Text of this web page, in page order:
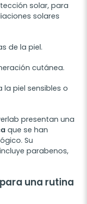
solar, para
solares
de la piel.
cutánea.
piel sensibles o
presentan una
que se han
Su
parabenos,
una rutina